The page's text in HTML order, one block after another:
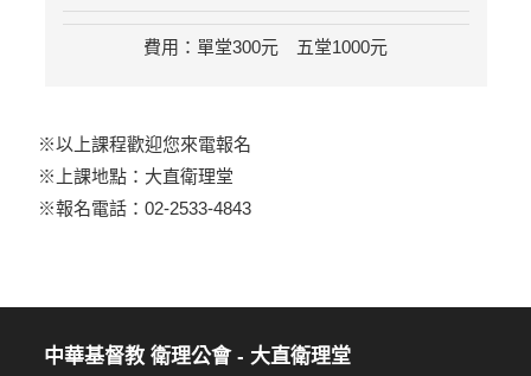
費用：單堂300元 五堂1000元
※以上課程歡迎您來電報名
※上課地點：大直衛理堂
※報名電話：02-2533-4843
中華基督教 衛理公會 - 大直衛理堂